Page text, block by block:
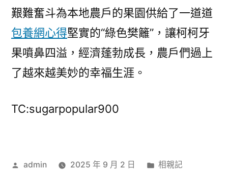
艱難奮斗為本地農戶的果園供給了一道道
包養網心得堅實的“綠色樊籬”，讓柯柯牙
果噴鼻四溢，經濟蓬勃成長，農戶們過上
了越來越美妙的幸福生涯。
TC:sugarpopular900
作
admin 2025 年 9 月 2 日
分
相親記